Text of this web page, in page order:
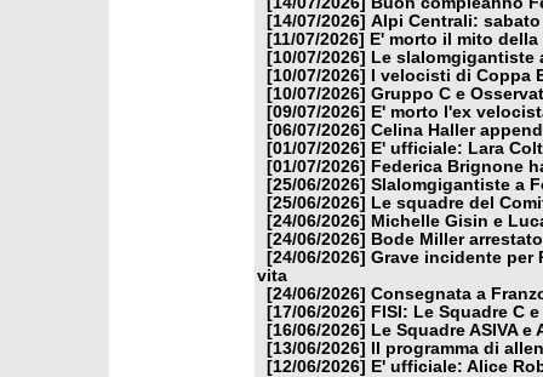
[14/07/2026] Alpi Centrali:
[11/07/2026]
E' morto il mito
[10/07/2026]
Le
[10/07/2026]
I velocisti di Coppa
[10/07/2026] Gruppo C e
[09/07/2026]
E' morto l'ex
[06/07/2026] Celina Haller
[01/07/2026]
E' ufficiale: Lara
[01/07/2026]
Federica Brignone
[25/06/2026] Slalomgigantiste a
[25/06/2026]
Le squadre del
[24/06/2026] Michelle Gisin e
[24/06/2026]
Bode Miller
[24/06/2026] Grave incidente per
vita
[24/06/2026] Consegnata a
[17/06/2026]
FISI: Le Squadre C
[16/06/2026]
Le Squadre ASIVA
[13/06/2026]
Il programma di
[12/06/2026]
E' ufficiale: Alice